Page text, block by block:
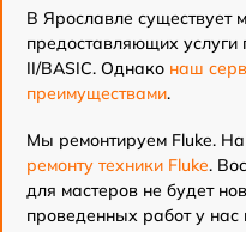
В Ярославле существует
предоставляющих услуги
II/BASIC. Однако наш
преимуществами.
Мы ремонтируем Fluke.
ремонту техники Fluke.
для мастеров не будет
проведенных работ у нас